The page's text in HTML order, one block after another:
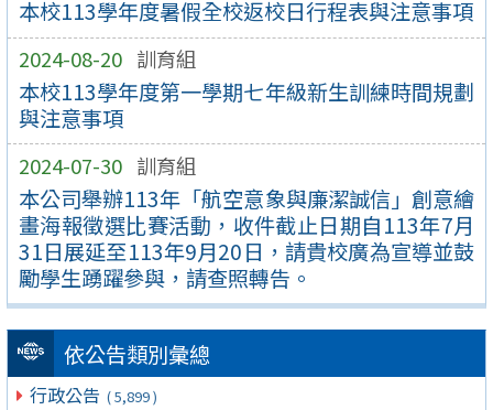
本校113學年度暑假全校返校日行程表與注意事項
2024-08-20 訓育組
本校113學年度第一學期七年級新生訓練時間規劃
與注意事項
2024-07-30 訓育組
本公司舉辦113年「航空意象與廉潔誠信」創意繪
畫海報徵選比賽活動，收件截止日期自113年7月
31日展延至113年9月20日，請貴校廣為宣導並鼓
勵學生踴躍參與，請查照轉告。
依公告類別彙總
行政公告 ( 5,899 )